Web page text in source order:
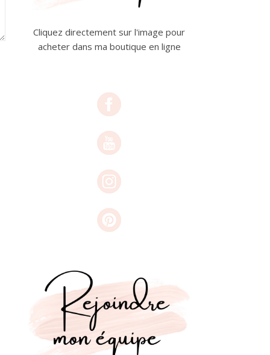
Cliquez directement sur l'image pour
acheter dans ma boutique en ligne